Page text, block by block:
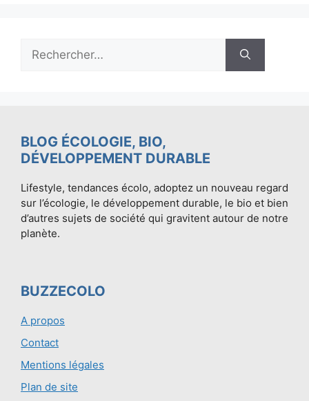
BLOG ÉCOLOGIE, BIO,
DÉVELOPPEMENT DURABLE
Lifestyle, tendances écolo, adoptez un nouveau regard
sur l’écologie, le développement durable, le bio et bien
d’autres sujets de société qui gravitent autour de notre
planète.
BUZZECOLO
A propos
Contact
Mentions légales
Plan de site